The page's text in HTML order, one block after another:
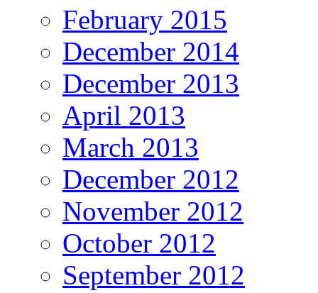
February 2015
December 2014
December 2013
April 2013
March 2013
December 2012
November 2012
October 2012
September 2012